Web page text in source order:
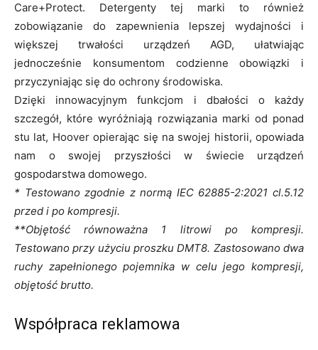
Care+Protect. Detergenty tej marki to również
zobowiązanie do zapewnienia lepszej wydajności i
większej trwałości urządzeń AGD, ułatwiając
jednocześnie konsumentom codzienne obowiązki i
przyczyniając się do ochrony środowiska.
Dzięki innowacyjnym funkcjom i dbałości o każdy
szczegół, które wyróżniają rozwiązania marki od ponad
stu lat, Hoover opierając się na swojej historii, opowiada
nam o swojej przyszłości w świecie urządzeń
gospodarstwa domowego.
* Testowano zgodnie z normą IEC 62885-2:2021 cl.5.12
przed i po kompresji.
**Objętość równoważna 1 litrowi po kompresji.
Testowano przy użyciu proszku DMT8. Zastosowano dwa
ruchy zapełnionego pojemnika w celu jego kompresji,
objętość brutto.
Współpraca reklamowa